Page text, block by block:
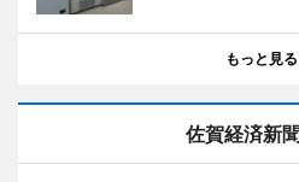
もっと見る
佐賀経済新